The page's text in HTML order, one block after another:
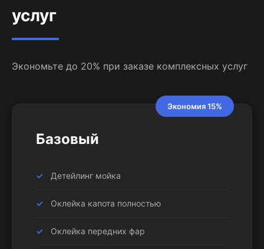
услуг
Экономьте до 20% при заказе комплексных услуг
Экономия 15%
Базовый
Детейлинг мойка
Оклейка капота полностью
Оклейка передних фар